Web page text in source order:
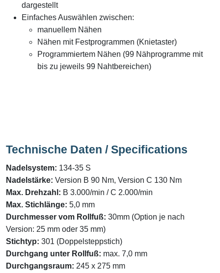
dargestellt
Einfaches Auswählen zwischen:
manuellem Nähen
Nähen mit Festprogrammen (Knietaster)
Programmiertem Nähen (99 Nähprogramme mit
bis zu jeweils 99 Nahtbereichen)
Technische Daten / Specifications
Nadelsystem: 134-35 S
Nadelstärke: Version B 90 Nm, Version C 130 Nm
Max. Drehzahl: B 3.000/min / C 2.000/min
Max. Stichlänge: 5,0 mm
Durchmesser vom Rollfuß: 30mm (Option je nach
Version: 25 mm oder 35 mm)
Stichtyp: 301 (Doppelsteppstich)
Durchgang unter Rollfuß: max. 7,0 mm
Durchgangsraum: 245 x 275 mm